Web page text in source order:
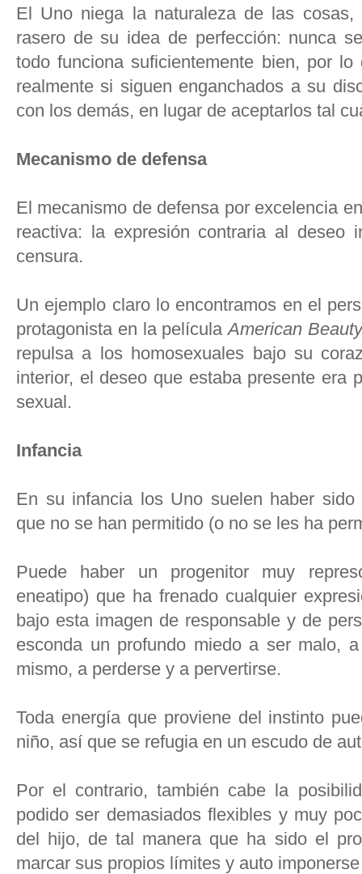
El Uno niega la naturaleza de las
rasero de su idea de perfección: nunca
todo funciona suficientemente bien, por
realmente si siguen enganchados a su
con los demás, en lugar de aceptarlos tal
Mecanismo de defensa
El mecanismo de defensa por excelencia
reactiva: la expresión contraria al deseo
censura.
Un ejemplo claro lo encontramos en el
protagonista en la películaAmerican
repulsa a los homosexuales bajo su
interior, el deseo que estaba presente era
sexual.
Infancia
En su infancia los Uno suelen haber sido
que no se han permitido (o no se les ha
Puede haber un progenitor muy
eneatipo) que ha frenado cualquier
bajo esta imagen de responsable y de
esconda un profundo miedo a ser malo,
mismo, a perderse y a pervertirse.
Toda energía que proviene del instinto
niño, así que se refugia en un escudo de
Por el contrario, también cabe la
podido ser demasiados flexibles y muy
del hijo, de tal manera que ha sido el
marcar sus propios límites y auto